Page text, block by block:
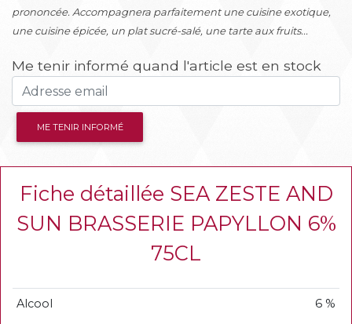
prononcée. Accompagnera parfaitement une cuisine exotique,
une cuisine épicée, un plat sucré-salé, une tarte aux fruits...
Me tenir informé quand l'article est en stock
ME TENIR INFORMÉ
Fiche détaillée SEA ZESTE AND
SUN BRASSERIE PAPYLLON 6%
75CL
Alcool 6 %